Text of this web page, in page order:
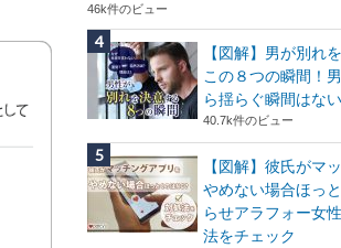
46k件のビュー
【図解】男が別れ
この８つの瞬間！
ら揺らぐ瞬間はな
40.7k件のビュー
【図解】彼氏がマ
やめない場合ほっ
らせアラフォー女
法をチェック